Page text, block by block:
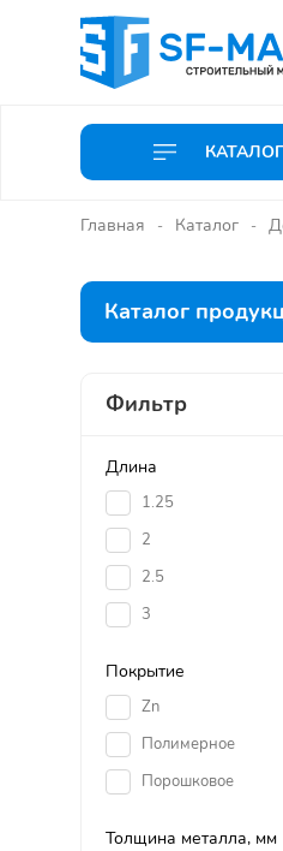
КАТАЛОГ
Главная Каталог
Каталог
Фильтр
Длина
1.25
2
2.5
3
Покрытие
Zn
Полимерное
Порошковое
Толщина металла, мм